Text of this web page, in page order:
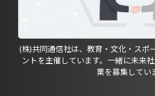
(株)共同通信社は、教育・文化・スポ
ントを主催しています。一緒に未来
業を募集してい